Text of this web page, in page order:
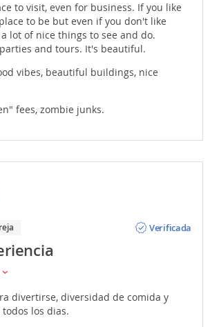
to visit, even for business. If you like
to be but even if you don't like
lot of nice things to see and do.
and tours. It's beautiful.
vibes, beautiful buildings, nice
fees, zombie junks.
Verificada
divertirse, diversidad de comida y
los dias.